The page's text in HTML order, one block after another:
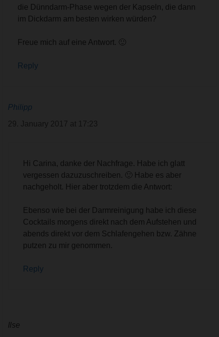
die Dünndarm-Phase wegen der Kapseln, die dann
im Dickdarm am besten wirken würden?
Freue mich auf eine Antwort. 🙂
Reply
Philipp
29. January 2017 at 17:23
Hi Carina, danke der Nachfrage. Habe ich glatt
vergessen dazuzuschreiben. 🙂 Habe es aber
nachgeholt. Hier aber trotzdem die Antwort:
Ebenso wie bei der Darmreinigung habe ich diese
Cocktails morgens direkt nach dem Aufstehen und
abends direkt vor dem Schlafengehen bzw. Zähne
putzen zu mir genommen.
Reply
Ilse